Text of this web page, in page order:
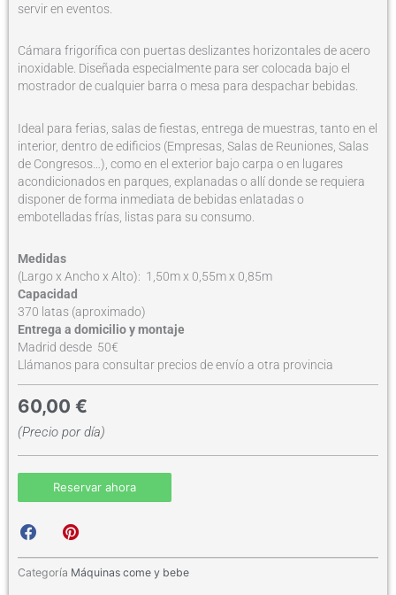
servir en eventos.
Cámara frigorífica con puertas deslizantes horizontales de acero
inoxidable. Diseñada especialmente para ser colocada bajo el
mostrador de cualquier barra o mesa para despachar bebidas.
Ideal para ferias, salas de fiestas, entrega de muestras, tanto en el
interior, dentro de edificios (Empresas, Salas de Reuniones, Salas
de Congresos…), como en el exterior bajo carpa o en lugares
acondicionados en parques, explanadas o allí donde se requiera
disponer de forma inmediata de bebidas enlatadas o
embotelladas frías, listas para su consumo.
Medidas
(Largo x Ancho x Alto): 1,50m x 0,55m x 0,85m
Capacidad
370 latas (aproximado)
Entrega a domicilio y montaje
Madrid desde 50€
Llámanos para consultar precios de envío a otra provincia
(Precio por día)
60,00 €
Reservar ahora
h
r
h
r
Categoría Máquinas come y bebe